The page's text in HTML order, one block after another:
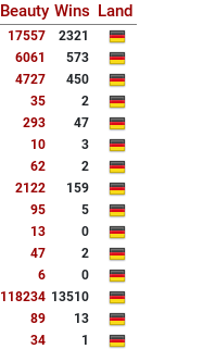
Beauty Wins Land
17557
2321
6061
573
4727
450
35
2
293
47
10
3
62
2
2122
159
95
5
13
0
47
2
6
0
118234 13510
89
13
34
1